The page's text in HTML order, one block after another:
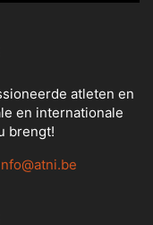
atleten en
en internationale
brengt!